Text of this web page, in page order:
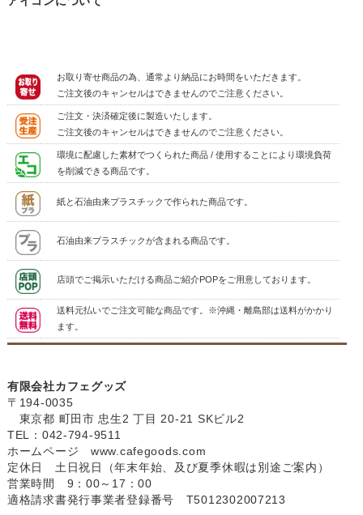
お取り寄せ商品の為、通常より納品にお時間をいただきます。
ご注文後のキャンセルはできませんのでご注意ください。
ご注文・決済確定後に製造いたします。
ご注文後のキャンセルはできませんのでご注意ください。
環境に配慮した素材でつくられた商品 / 使用することにより環境負荷
を削減できる商品です。
紙と石油由来プラスチックで作られた商品です。
石油由来プラスチックが含まれる商品です。
店頭でご掲示いただける商品ご紹介POPをご用意しております。
送料元払いでご注文可能な商品です。※沖縄・離島部は送料がかかり
ます。
有限会社カフェグッズ
〒194-0035
東京都 町田市 忠生2 丁目 20-21 SKビル2
TEL：042-794-9511
ホームページ www.cafegoods.com
定休日 土日祝日（年末年始、及び夏季休暇は別途ご案内）
営業時間 9：00～17：00
適格請求書発行事業者登録番号 T5012302007213